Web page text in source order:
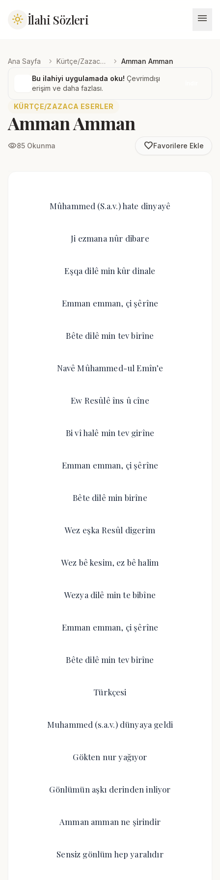
light_mode İlahi Sözleri menu
Ana Sayfa chevron_right Kürtçe/Zazaca Eserler chevron_right Amman Amman
Bu ilahiyi uygulamada oku! Çevrimdışı
erişim ve daha fazlası.
KÜRTÇE/ZAZACA ESERLER
Amman Amman
visibility85 Okunma favorite_borderFavorilere Ekle
Mûhammed (S.a.v.) hate dinyayê
Ji ezmana nûr dibare
Eşqa dilê min kûr dinale
Emman emman, çi şêrîne
Bête dilê min tev birîne
Navê Mûhammed-ul Emîn’e
Ew Resûlê îns û cîne
Bi vî halê min tev girîne
Emman emman, çi şêrîne
Bête dilê min birîne
Wez eşka Resûl digerim
Wez bê kesim, ez bê halim
Wezya dilê min te bibîne
Emman emman, çi şêrîne
Bête dilê min tev birîne
Türkçesi
Muhammed (s.a.v.) dünyaya geldi
Gökten nur yağıyor
Gönlümün aşkı derinden inliyor
Amman amman ne şirindir
Sensiz gönlüm hep yaralıdır